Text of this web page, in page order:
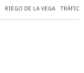
RIEGO DE LA VEGA TRÁFICO